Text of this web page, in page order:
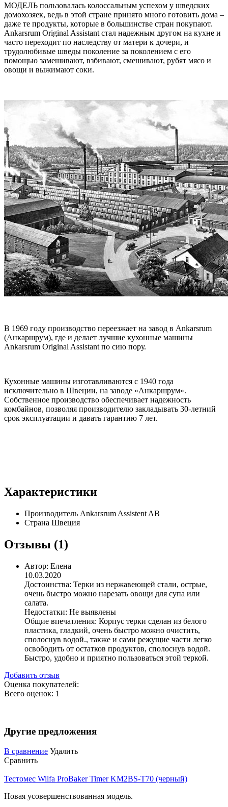
МОДЕЛЬ пользовалась колоссальным успехом у шведских
домохозяек, ведь в этой стране принято много готовить дома –
даже те продукты, которые в большинстве стран покупают.
Ankarsrum Original Assistant стал надежным другом на кухне и
часто переходит по наследству от матери к дочери, и
трудолюбивые шведы поколение за поколением с его
помощью замешивают, взбивают, смешивают, рубят мясо и
овощи и выжимают соки.
В 1969 году производство переезжает на завод в Ankarsrum
(Анкаршрум), где и делает лучшие кухонные машины
Ankarsrum Original Assistant по сию пору.
Кухонные машины изготавливаются с 1940 года
исключительно в Швеции, на заводе «Анкаршрум».
Собственное производство обеспечивает надежность
комбайнов, позволяя производителю закладывать 30-летний
срок эксплуатации и давать гарантию 7 лет.
Характеристики
Производитель Ankarsrum Assistent AB
Страна Швеция
Отзывы (1)
Автор: Елена
10.03.2020
Достоинства: Терки из нержавеющей стали, острые,
очень быстро можно нарезать овощи для супа или
салата.
Недостатки: Не выявлены
Общие впечатления: Корпус терки сделан из белого
пластика, гладкий, очень быстро можно очистить,
сполоснув водой., также и сами режущие части легко
освободить от остатков продуктов, сполоснув водой.
Быстро, удобно и приятно пользоваться этой теркой.
Добавить отзыв
Оценка покупателей:
Всего оценок: 1
Другие предложения
В сравнение Удалить
Сравнить
Тестомес Wilfa ProBaker Timer KM2BS-T70 (черный)
Новая усовершенствованная модель.